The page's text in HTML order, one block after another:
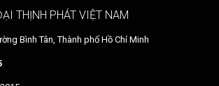
THỊNH PHÁT VIỆT NAM
Bình Tân, Thành phố Hồ Chí Minh